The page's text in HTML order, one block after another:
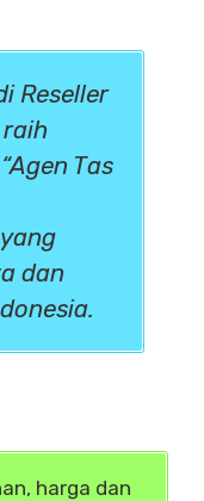
Reseller
raih
Tas
dan
harga dan